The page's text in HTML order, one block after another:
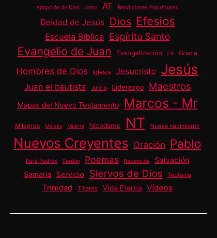
Adopción de Dios Amor AT Bendiciones Espirituales
Deidad de Jesús Dios Efesios
Escuela Bíblica Espíritu Santo
Evangelio de Juan Evangelización Fe Gracia
Hombres de Dios Iglesia Jesucristo Jesús
Juan el bautista Juicio Liderazgo Maestros
Mapas del Nuevo Testamento Marcos - Mr
Milagros Moisés Muerte Nicodemo NT Nuevo nacimiento
Nuevos Creyentes Oración Pablo
Para Padres Perdón Poemas Redención
Salvación
Samaria
Servicio Siervos de Dios Teofanía
Trinidad Títeres Vida Eterna Vídeos